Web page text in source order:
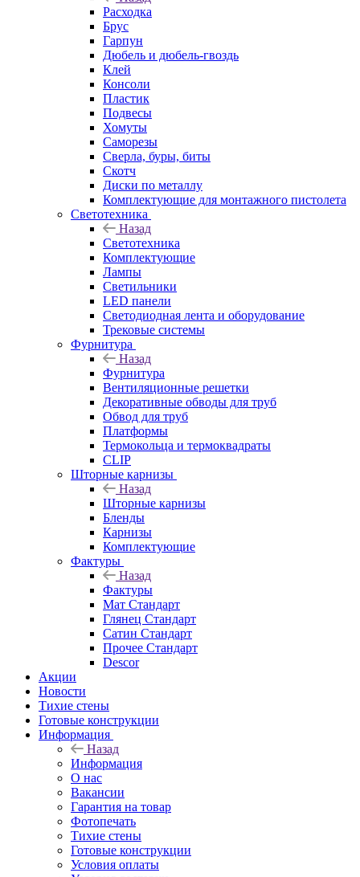
Расходка
Брус
Гарпун
Дюбель и дюбель-гвоздь
Клей
Консоли
Пластик
Подвесы
Хомуты
Саморезы
Сверла, буры, биты
Скотч
Диски по металлу
Комплектующие для монтажного пистолета
Светотехника
Назад
Светотехника
Комплектующие
Лампы
Светильники
LED панели
Светодиодная лента и оборудование
Трековые системы
Фурнитура
Назад
Фурнитура
Вентиляционные решетки
Декоративные обводы для труб
Обвод для труб
Платформы
Термокольца и термоквадраты
CLIP
Шторные карнизы
Назад
Шторные карнизы
Бленды
Карнизы
Комплектующие
Фактуры
Назад
Фактуры
Мат Стандарт
Глянец Стандарт
Сатин Стандарт
Прочее Стандарт
Descor
Акции
Новости
Тихие стены
Готовые конструкции
Информация
Назад
Информация
О нас
Вакансии
Гарантия на товар
Фотопечать
Тихие стены
Готовые конструкции
Условия оплаты